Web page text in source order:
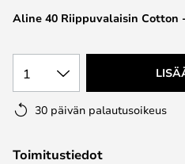
gallery
Aline 40 Riippuvalaisin Cotton
1
30 päivän palautusoikeus
Toimitustiedot